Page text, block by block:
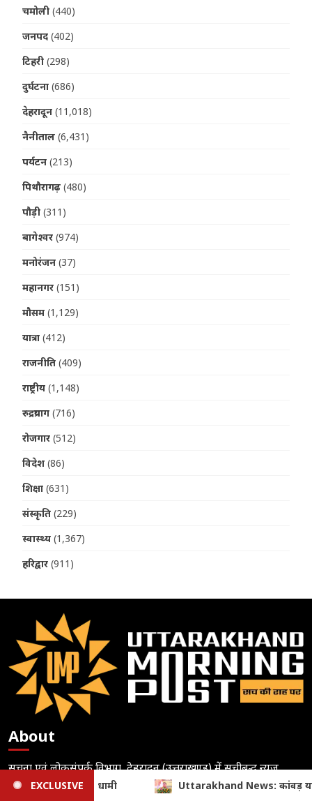
चमोली (440)
जनपद (402)
टिहरी (298)
दुर्घटना (686)
देहरादून (11,018)
नैनीताल (6,431)
पर्यटन (213)
पिथौरागढ़ (480)
पौड़ी (311)
बागेश्वर (974)
मनोरंजन (37)
महानगर (151)
मौसम (1,129)
यात्रा (412)
राजनीति (409)
राष्ट्रीय (1,148)
रुद्रप्रयाग (716)
रोजगार (512)
विदेश (86)
शिक्षा (631)
संस्कृति (229)
स्वास्थ्य (1,367)
हरिद्वार (911)
About
सूचना एवं लोकसंपर्क विभाग, देहरादून (उत्तराखण्ड) में सूचीबद्ध न्यूज़
पोर्टल उत्तराखंड मॉर्निंग पोस्ट डॉट कॉम न्यूज़ पोर्टल का मुख्य उद्देश्य देवभूमि
EXCLUSIVE
News: कांवड़ यात्रा 2026 में रिकॉर्ड व्यवस्थाएं, 2.19 करोड़ से